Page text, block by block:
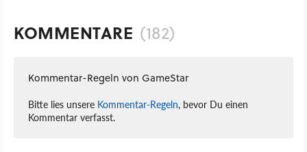
KOMMENTARE (182)
Kommentar-Regeln von GameStar
Bitte lies unsere Kommentar-Regeln, bevor Du einen
Kommentar verfasst.